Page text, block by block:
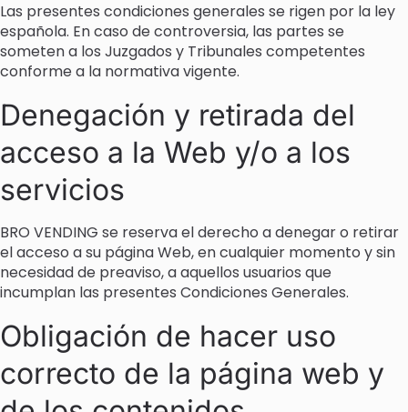
Las presentes condiciones generales se rigen por la ley
española. En caso de controversia, las partes se
someten a los Juzgados y Tribunales competentes
conforme a la normativa vigente.
Denegación y retirada del
acceso a la Web y/o a los
servicios
BRO VENDING se reserva el derecho a denegar o retirar
el acceso a su página Web, en cualquier momento y sin
necesidad de preaviso, a aquellos usuarios que
incumplan las presentes Condiciones Generales.
Obligación de hacer uso
correcto de la página web y